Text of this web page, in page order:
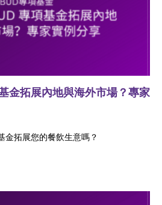
金拓展內地與海外市場？專家
拓展您的餐飲生意嗎？